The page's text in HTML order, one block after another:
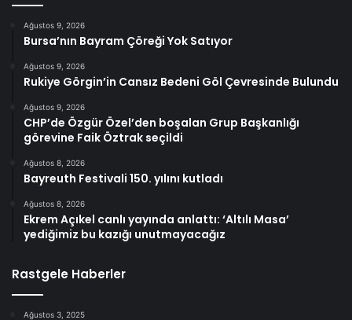
Ağustos 9, 2026
Bursa’nın Bayram Çöreği Yok Satıyor
Ağustos 9, 2026
Rukiye Görgin’in Cansız Bedeni Göl Çevresinde Bulundu
Ağustos 9, 2026
CHP’de Özgür Özel’den boşalan Grup Başkanlığı
görevine Faik Öztrak seçildi
Ağustos 8, 2026
Bayreuth Festivali 150. yılını kutladı
Ağustos 8, 2026
Ekrem Açıkel canlı yayında anlattı: ‘Altılı Masa’
yediğimiz bu kazığı unutmayacağız
Rastgele Haberler
Ağustos 3, 2025